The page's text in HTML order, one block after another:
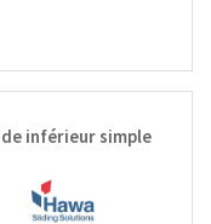
inférieur simple